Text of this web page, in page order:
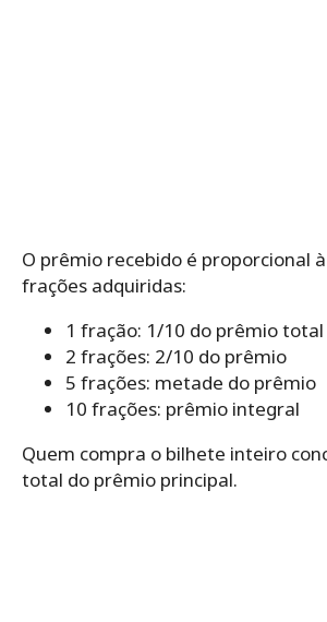
O prêmio recebido é proporcional
frações adquiridas:
1 fração: 1/10 do prêmio total
2 frações: 2/10 do prêmio
5 frações: metade do prêmio
10 frações: prêmio integral
Quem compra o bilhete inteiro
total do prêmio principal.